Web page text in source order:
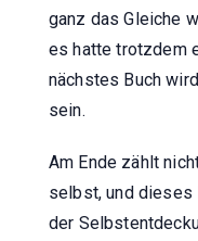
ganz das Gleiche
es hatte trotzdem
nächstes Buch
sein.
Am Ende zählt
selbst, und dieses
der